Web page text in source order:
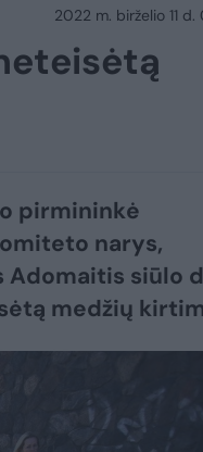
2022 m. birželio 11
pirmininkė
narys,
Adomaitis siūlo
medžių